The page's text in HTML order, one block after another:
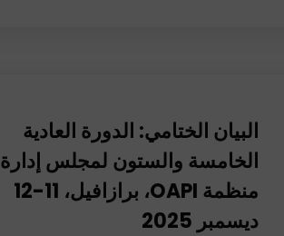
البيان الختامي: الدورة العادية
الخامسة والستون لمجلس إدارة
منظمة OAPI، برازافيل، 11-12
ديسمبر 2025